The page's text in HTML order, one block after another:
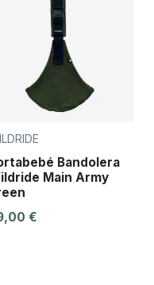
Bandolera
Main Army
€